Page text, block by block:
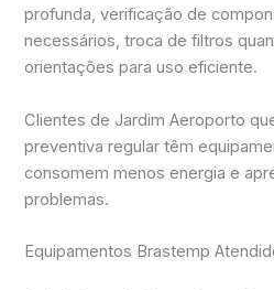
profunda, verificação de
necessários, troca de filtros
orientações para uso eficiente.
Clientes de Jardim Aeroporto
preventiva regular têm
consomem menos energia e
problemas.
Equipamentos Brastemp